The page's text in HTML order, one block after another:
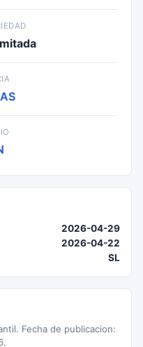
2026-04-29
2026-04-22
SL
Fecha de publicacion: